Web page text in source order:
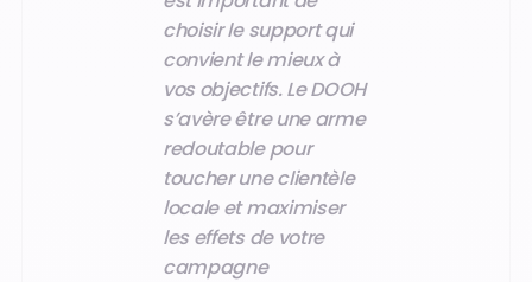
choisir le support qui
convient le mieux à
vos objectifs. Le DOOH
s’avère être une arme
redoutable pour
toucher une clientèle
locale et maximiser
les effets de votre
campagne